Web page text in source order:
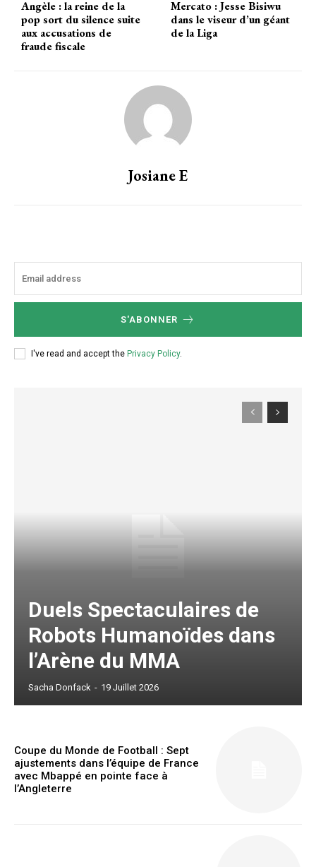
Subscription Plans
Gratuit / forever
Angèle : la reine de la
pop sort du silence suite
aux accusations de
fraude fiscale
Mercato : Jesse Bisiwu
dans le viseur d’un géant
de la Liga
Josiane E
S'ABONNER
I've read and accept the Privacy Policy.
Duels Spectaculaires de
Robots Humanoïdes dans
l’Arène du MMA
Sacha Donfack - 19 Juillet 2026
Coupe du Monde de Football : Sept
ajustements dans l’équipe de France
avec Mbappé en pointe face à
l’Angleterre